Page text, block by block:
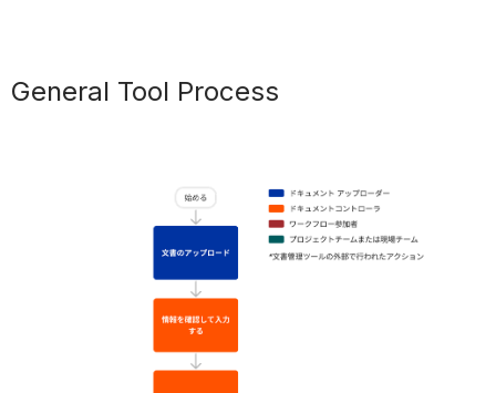
General Tool Process